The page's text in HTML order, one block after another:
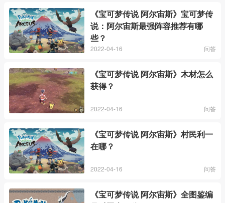
《宝可梦传说 阿尔宙斯》宝可梦传
说：阿尔宙斯最强阵容推荐有哪
些？
2022-04-16 问答
《宝可梦传说 阿尔宙斯》木材怎么
获得？
2022-04-16 问答
《宝可梦传说 阿尔宙斯》村民利一
在哪？
2022-04-16 问答
《宝可梦传说 阿尔宙斯》全图鉴编